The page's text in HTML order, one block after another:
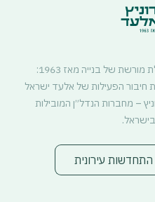
קבוצת "דוניץ – אלעד" הינה בעלת מורשת של בנייה מאז 1963:
חיבור הפעילות של אלעד ישראל
– מחברות הנדל״ן המובילות
בישראל.
עירונית